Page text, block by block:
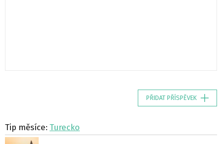
PŘIDAT PŘÍSPĚVEK
Tip měsíce: Turecko